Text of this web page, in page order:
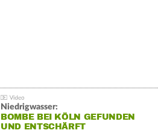
Niedrigwasser:
BOMBE BEI KÖLN GEFUNDEN
UND ENTSCHÄRFT